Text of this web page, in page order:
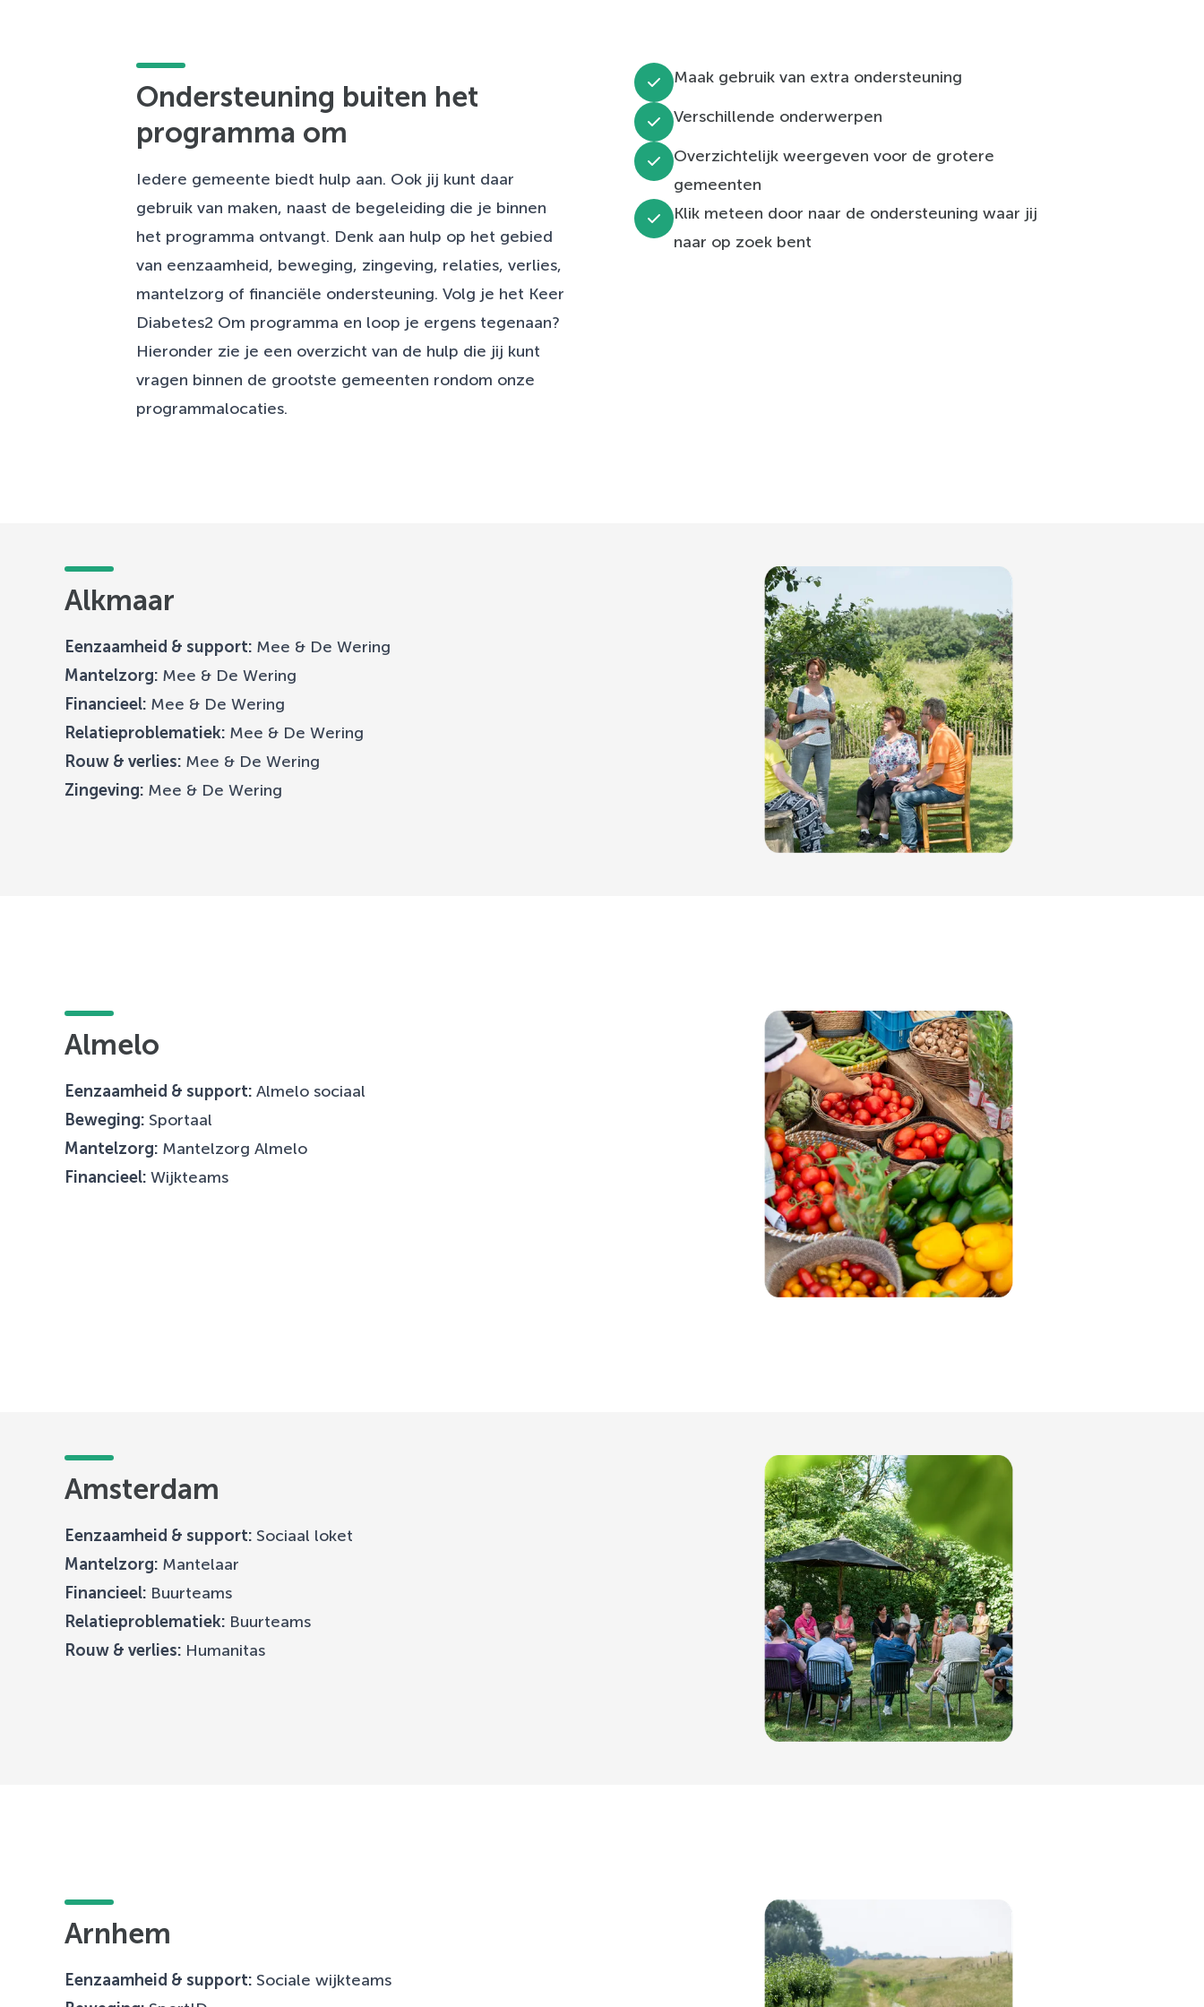
Ondersteuning buiten het
programma om
Iedere gemeente biedt hulp aan. Ook jij kunt daar
gebruik van maken, naast de begeleiding die je binnen
het programma ontvangt. Denk aan hulp op het gebied
van eenzaamheid, beweging, zingeving, relaties, verlies,
mantelzorg of financiële ondersteuning. Volg je het Keer
Diabetes2 Om programma en loop je ergens tegenaan?
Hieronder zie je een overzicht van de hulp die jij kunt
vragen binnen de grootste gemeenten rondom onze
programmalocaties.
Maak gebruik van extra ondersteuning
Verschillende onderwerpen
Overzichtelijk weergeven voor de grotere
gemeenten
Klik meteen door naar de ondersteuning waar jij
naar op zoek bent
Alkmaar
Eenzaamheid & support: Mee & De Wering
Mantelzorg: Mee & De Wering
Financieel: Mee & De Wering
Relatieproblematiek: Mee & De Wering
Rouw & verlies: Mee & De Wering
Zingeving: Mee & De Wering
Almelo
Eenzaamheid & support: Almelo sociaal
Beweging: Sportaal
Mantelzorg: Mantelzorg Almelo
Financieel: Wijkteams
Amsterdam
Eenzaamheid & support: Sociaal loket
Mantelzorg: Mantelaar
Financieel: Buurteams
Relatieproblematiek: Buurteams
Rouw & verlies: Humanitas
Arnhem
Eenzaamheid & support: Sociale wijkteams